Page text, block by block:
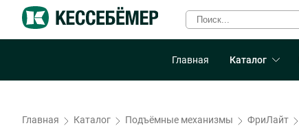
Главная Каталог
Главная Каталог Подъёмные механизмы ФриЛайт